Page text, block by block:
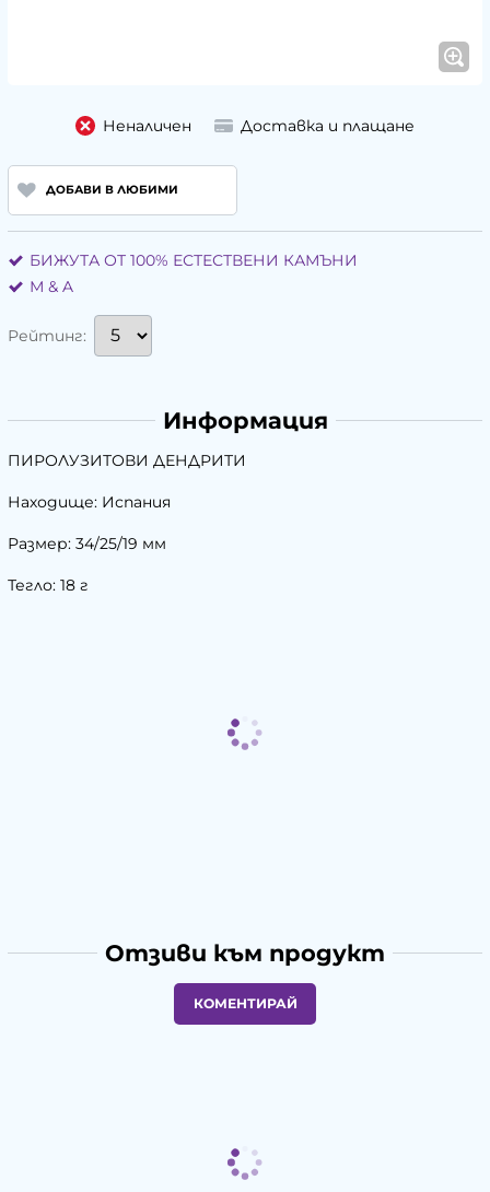
Неналичен Доставка и плащане
ДОБАВИ В ЛЮБИМИ
БИЖУТА ОТ 100% ЕСТЕСТВЕНИ КАМЪНИ
М & A
Рейтинг:
Информация
ПИРОЛУЗИТОВИ ДЕНДРИТИ
Находище: Испания
Размер: 34/25/19 мм
Тегло: 18 г
Отзиви към продукт
КОМЕНТИРАЙ